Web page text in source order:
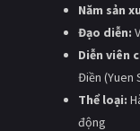
CẬP NHẬT
PHIM MỚI
Năm sản
Đạo diễn:
Diễn viên
Điền (Yuen
Thể loại:
động